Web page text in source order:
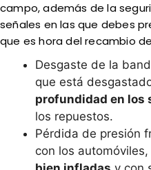
campo, además de la
señales en las que debes
que es hora del recambio
Desgaste de la
que está
profundidad en los
los repuestos.
Pérdida de presión
con los automóviles,